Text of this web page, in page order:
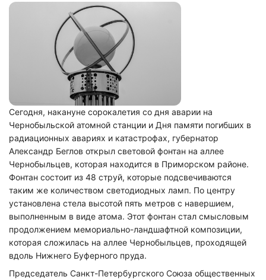
Сегодня, накануне сорокалетия со дня аварии на
Чернобыльской атомной станции и Дня памяти погибших в
радиационных авариях и катастрофах, губернатор
Александр Беглов открыл световой фонтан на аллее
Чернобыльцев, которая находится в Приморском районе.
Фонтан состоит из 48 струй, которые подсвечиваются
таким же количеством светодиодных ламп. По центру
установлена стела высотой пять метров с навершием,
выполненным в виде атома. Этот фонтан стал смысловым
продолжением мемориально-ландшафтной композиции,
которая сложилась на аллее Чернобыльцев, проходящей
вдоль Нижнего Буферного пруда.
Председатель Санкт-Петербургского Союза общественных